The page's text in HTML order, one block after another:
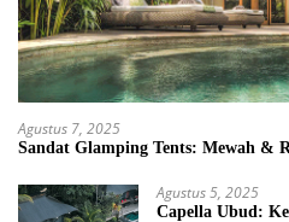
Agustus 7, 2025
Sandat Glamping Tents: Mewah &
Agustus 5, 2025
Capella Ubud: